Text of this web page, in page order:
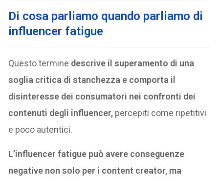
Di cosa parliamo quando parliamo di
influencer fatigue
Questo termine descrive il superamento di una
soglia critica di stanchezza e comporta il
disinteresse dei consumatori nei confronti dei
contenuti degli influencer, percepiti come ripetitivi
e poco autentici.
L’influencer fatigue può avere conseguenze
negative non solo per i content creator, ma